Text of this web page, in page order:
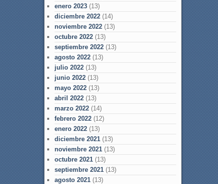
enero 2023(13)
diciembre 2022(14)
noviembre 2022(13)
octubre 2022(13)
septiembre 2022(13)
agosto 2022(13)
julio 2022(13)
junio 2022(13)
mayo 2022(13)
abril 2022(13)
marzo 2022(14)
febrero 2022(12)
enero 2022(13)
diciembre 2021(13)
noviembre 2021(13)
octubre 2021(13)
septiembre 2021(13)
agosto 2021(13)